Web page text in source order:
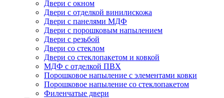
Двери с окном
Двери с отделкой винилискожа
Двери с панелями МДФ
Двери с порошковым напылением
Двери с резьбой
Двери со стеклом
Двери со стеклопакетом и ковкой
МДФ с отделкой ПВХ
Порошковое напыление с элементами ковки
Порошковое напыление со стеклопакетом
Филенчатые двери